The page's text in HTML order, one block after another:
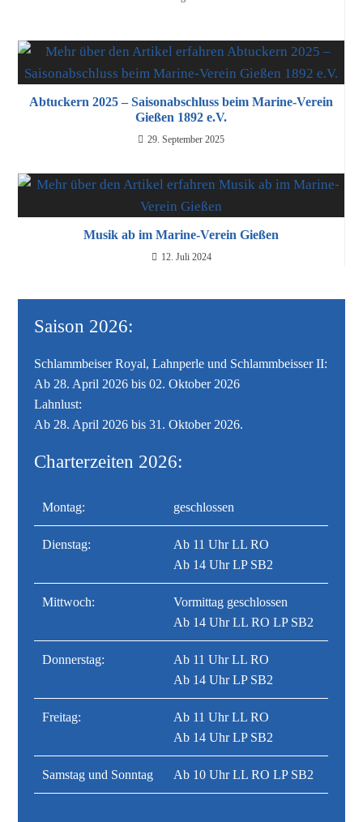
Abtuckern 2025 – Saisonabschluss beim Marine-Verein
Gießen 1892 e.V.
29. September 2025
Musik ab im Marine-Verein Gießen
12. Juli 2024
Saison 2026:
Schlammbeiser Royal, Lahnperle und Schlammbeisser II:
Ab 28. April 2026 bis 02. Oktober 2026
Lahnlust:
Ab 28. April 2026 bis 31. Oktober 2026.
Charterzeiten 2026:
Montag: geschlossen
Dienstag:
Ab 11 Uhr LL RO
Ab 14 Uhr LP SB2
Mittwoch:
Vormittag geschlossen
Ab 14 Uhr LL RO LP SB2
Donnerstag:
Ab 11 Uhr LL RO
Ab 14 Uhr LP SB2
Freitag:
Ab 11 Uhr LL RO
Ab 14 Uhr LP SB2
Samstag und Sonntag Ab 10 Uhr LL RO LP SB2